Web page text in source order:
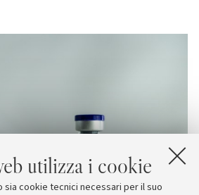
utilizza i cookie
cookie tecnici necessari per il suo